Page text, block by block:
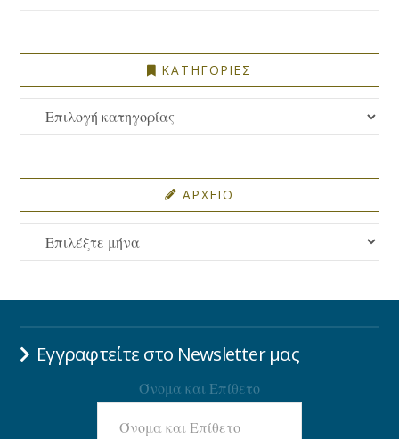
ΚΑΤΗΓΟΡΙΕΣ
ΚΑΤΗΓΟΡΙΕΣ
ΑΡΧΕΙΟ
ΑΡΧΕΙΟ
Εγγραφτείτε στο Newsletter μας
Όνομα και Επίθετο